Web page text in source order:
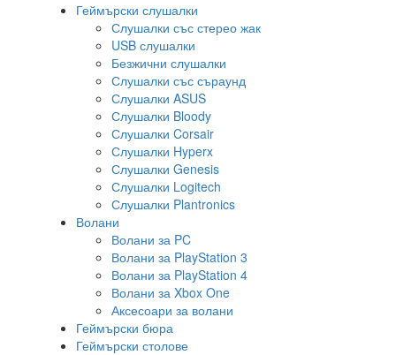
Геймърски слушалки
Слушалки със стерео жак
USB слушалки
Безжични слушалки
Слушалки със съраунд
Слушалки ASUS
Слушалки Bloody
Слушалки Corsair
Слушалки Hyperx
Слушалки Genesis
Слушалки Logitech
Слушалки Plantronics
Волани
Волани за PC
Волани за PlayStation 3
Волани за PlayStation 4
Волани за Xbox One
Аксесоари за волани
Геймърски бюра
Геймърски столове